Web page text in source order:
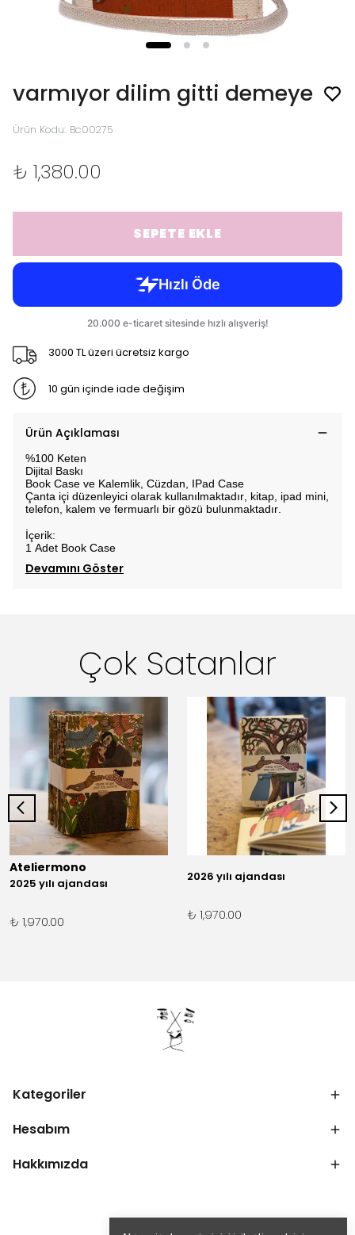
varmıyor dilim gitti demeye
Ürün Kodu: Bc00275
₺ 1,380.00
SEPETE EKLE
3000 TL üzeri ücretsiz kargo
10 gün içinde iade değişim
Ürün Açıklaması
%100 Keten
Dijital Baskı
Book Case ve Kalemlik, Cüzdan, IPad Case
Çanta içi düzenleyici olarak kullanılmaktadır, kitap, ipad mini,
telefon, kalem ve fermuarlı bir gözü bulunmaktadır.
İçerik:
1 Adet Book Case
Devamını Göster
Çok Satanlar
Ateliermono
2025 yılı ajandası
₺ 1,970.00
2026 yılı ajandası
₺ 1,970.00
Kategoriler
Hesabım
Hakkımızda